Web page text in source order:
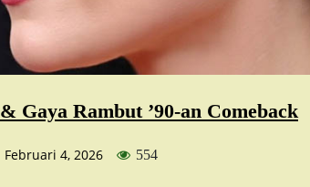
Gaya Rambut ’90-an Comeback
Februari 4, 2026 554